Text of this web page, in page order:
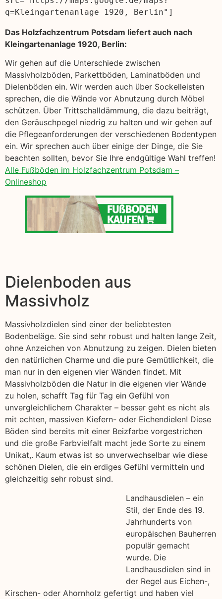
q=Kleingartenanlage 1920, Berlin"]
Das Holzfachzentrum Potsdam liefert auch nach
Kleingartenanlage 1920, Berlin:
Wir gehen auf die Unterschiede zwischen
Massivholzböden, Parkettböden, Laminatböden und
Dielenböden ein. Wir werden auch über Sockelleisten
sprechen, die die Wände vor Abnutzung durch Möbel
schützen. Über Trittschalldämmung, die dazu beiträgt,
den Geräuschpegel niedrig zu halten und wir gehen auf
die Pflegeanforderungen der verschiedenen Bodentypen
ein. Wir sprechen auch über einige der Dinge, die Sie
beachten sollten, bevor Sie Ihre endgültige Wahl treffen!
Alle Fußböden im Holzfachzentrum Potsdam –
Onlineshop
Dielenboden aus
Massivholz
Massivholzdielen sind einer der beliebtesten
Bodenbeläge. Sie sind sehr robust und halten lange Zeit,
ohne Anzeichen von Abnutzung zu zeigen. Dielen bieten
den natürlichen Charme und die pure Gemütlichkeit, die
man nur in den eigenen vier Wänden findet. Mit
Massivholzböden die Natur in die eigenen vier Wände
zu holen, schafft Tag für Tag ein Gefühl von
unvergleichlichem Charakter – besser geht es nicht als
mit echten, massiven Kiefern- oder Eichendielen! Diese
Böden sind bereits mit einer Beizfarbe vorgestrichen
und die große Farbvielfalt macht jede Sorte zu einem
Unikat,. Kaum etwas ist so unverwechselbar wie diese
schönen Dielen, die ein erdiges Gefühl vermitteln und
gleichzeitig sehr robust sind.
Landhausdielen – ein
Stil, der Ende des 19.
Jahrhunderts von
europäischen Bauherren
populär gemacht
wurde. Die
Landhausdielen sind in
der Regel aus Eichen-,
Kirschen- oder Ahornholz gefertigt und haben viel